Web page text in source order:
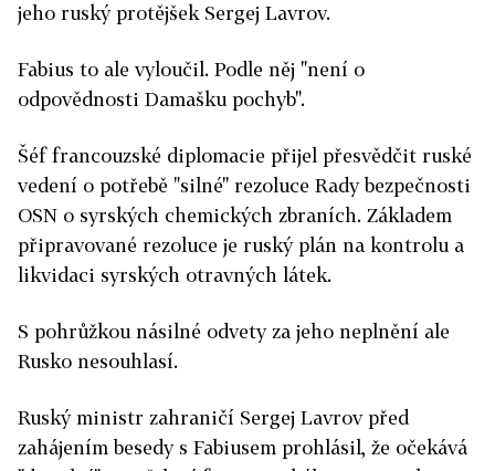
jeho ruský protějšek Sergej Lavrov.
Fabius to ale vyloučil. Podle něj "není o
odpovědnosti Damašku pochyb".
Šéf francouzské diplomacie přijel přesvědčit ruské
vedení o potřebě "silné" rezoluce Rady bezpečnosti
OSN o syrských chemických zbraních. Základem
připravované rezoluce je ruský plán na kontrolu a
likvidaci syrských otravných látek.
S pohrůžkou násilné odvety za jeho neplnění ale
Rusko nesouhlasí.
Ruský ministr zahraničí Sergej Lavrov před
zahájením besedy s Fabiusem prohlásil, že očekává